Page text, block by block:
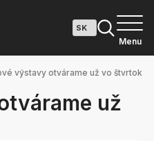
Menu
výstavy otvárame už vo štvrtok
už